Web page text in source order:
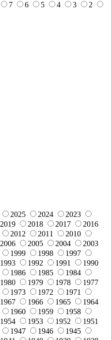
7 6 5 4 3
2
2025 2024
2023
2019 2018 2017
2016
2012 2011
2010
2006 2005 2004
2003
1999 1998
1997
1993 1992 1991
1990
1986 1985
1984
1980 1979 1978
1977
1973 1972
1971
1967 1966 1965
1964
1960 1959
1958
1954 1953 1952
1951
1947 1946
1945